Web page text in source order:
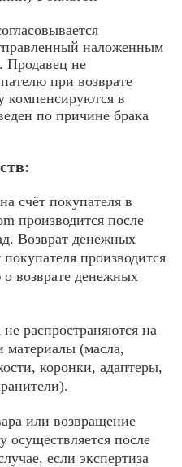
наложенным
Продавец не
при возврате
компенсируются в
по причине брака
счёт покупателя в
производится после
Возврат денежных
производится
возврате денежных
распространяются на
материалы (масла,
коронки, адаптеры,
или возвращение
осуществляется после
если экспертиза